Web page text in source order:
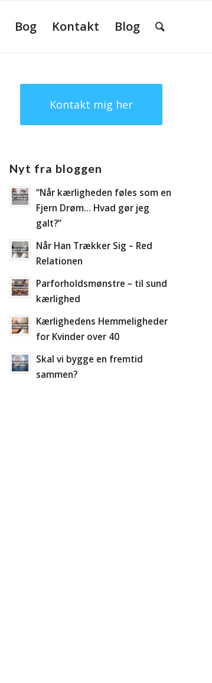
Bog Kontakt Blog
Kontakt mig her
Nyt fra bloggen
“Når kærligheden føles som en
Fjern Drøm… Hvad gør jeg
galt?”
Når Han Trækker Sig – Red
Relationen
Parforholdsmønstre – til sund
kærlighed
Kærlighedens Hemmeligheder
for Kvinder over 40
Skal vi bygge en fremtid
sammen?